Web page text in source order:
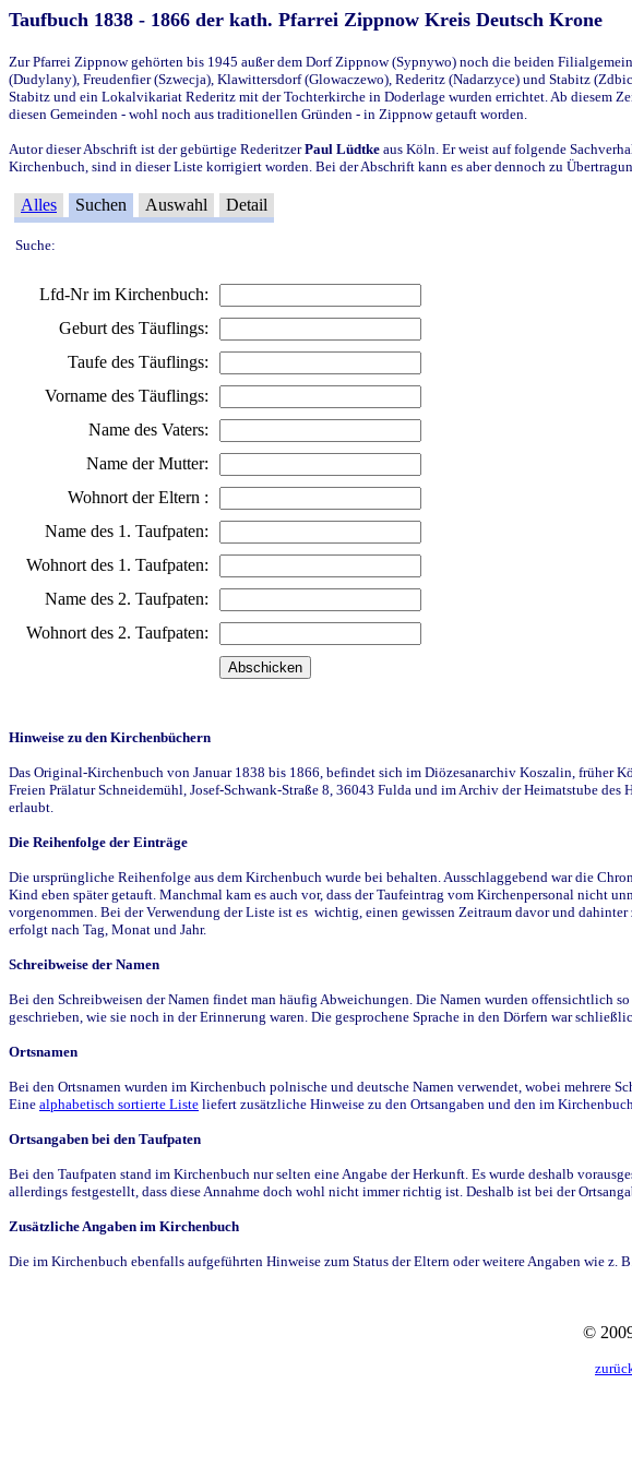
Taufbuch 1838 - 1866 der kath. Pfarrei Zippnow Kreis Deutsch Krone
Zur Pfarrei Zippnow gehörten bis 1945 außer dem Dorf Zippnow (Sypnywo) noch die beiden
(Dudylany), Freudenfier (Szwecja), Klawittersdorf (Glowaczewo), Rederitz (Nadarzyce) und Stabitz
Stabitz und ein Lokalvikariat Rederitz mit der Tochterkirche in Doderlage wurden errichtet. Ab diesem
diesen Gemeinden - wohl noch aus traditionellen Gründen - in Zippnow getauft worden.
Autor dieser Abschrift ist der gebürtige RederitzerPaul Lüdtke aus Köln. Er weist auf folgende
Kirchenbuch, sind in dieser Liste korrigiert worden. Bei der Abschrift kann es aber dennoch zu
Alles Suchen Auswahl Detail
Suche:
Lfd-Nr im Kirchenbuch:
Geburt des Täuflings:
Taufe des Täuflings:
Vorname des Täuflings:
Name des Vaters:
Name der Mutter:
Wohnort der Eltern :
Name des 1. Taufpaten:
Wohnort des 1. Taufpaten:
Name des 2. Taufpaten:
Wohnort des 2. Taufpaten:
Hinweise zu den Kirchenbüchern
Das Original-Kirchenbuch von Januar 1838 bis 1866, befindet sich im Diözesanarchiv Koszalin, früher
Freien Prälatur Schneidemühl, Josef-Schwank-Straße 8, 36043 Fulda und im Archiv der Heimatstube
erlaubt.
Die Reihenfolge der Einträge
Die ursprüngliche Reihenfolge aus dem Kirchenbuch wurde bei behalten. Ausschlaggebend war die
Kind eben später getauft. Manchmal kam es auch vor, dass der Taufeintrag vom Kirchenpersonal nicht
vorgenommen. Bei der Verwendung der Liste ist es wichtig, einen gewissen Zeitraum davor und
erfolgt nach Tag, Monat und Jahr.
Schreibweise der Namen
Bei den Schreibweisen der Namen findet man häufig Abweichungen. Die Namen wurden offensichtlich
geschrieben, wie sie noch in der Erinnerung waren. Die gesprochene Sprache in den Dörfern war
Ortsnamen
Bei den Ortsnamen wurden im Kirchenbuch polnische und deutsche Namen verwendet, wobei mehrere
Eine alphabetisch sortierte Liste liefert zusätzliche Hinweise zu den Ortsangaben und den im
Ortsangaben bei den Taufpaten
Bei den Taufpaten stand im Kirchenbuch nur selten eine Angabe der Herkunft. Es wurde deshalb
allerdings festgestellt, dass diese Annahme doch wohl nicht immer richtig ist. Deshalb ist bei der
Zusätzliche Angaben im Kirchenbuch
Die im Kirchenbuch ebenfalls aufgeführten Hinweise zum Status der Eltern oder weitere Angaben wie z.
©